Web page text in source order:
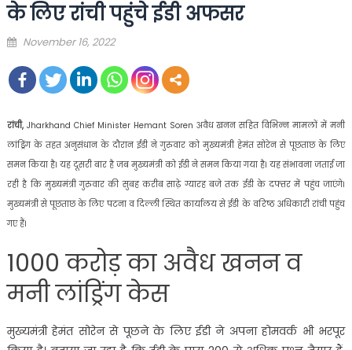
के लिए रांची पहुंचे ईडी अफसर
Posted
November 16, 2022
रांची, Jharkhand Chief Minister Hemant Soren अवैध खनन सहित विभिन्न मामलों में मनी
लांड्रिंग के तहत अनुसंधान के दौरान ईडी ने गुरुवार को मुख्यमंत्री हेमंत सोरेन से पूछताछ के लिए
समन किया है। यह दूसरी बार है जब मुख्यमंत्री को ईडी ने समन किया गया है। यह संभावना जताई जा
रही है कि मुख्यमंत्री गुरुवार की सुबह करीब साढ़े ग्यारह बजे तक ईडी के दफ्तर में पहुंच जाएंगे।
मुख्यमंत्री से पूछताछ के लिए पटना व दिल्ली स्थित कार्यालय से ईडी के वरिष्ठ अधिकारी रांची पहुंच
गए हैं।
1000 करोड़ का अवैध खनन व
मनी लांड्रिंग केस
मुख्यमंत्री हेमंत सोरेन से पूछने के लिए ईडी ने अपना होमवर्क भी भरपूर